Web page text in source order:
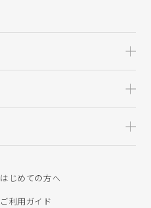
はじめての方へ
ご利用ガイド